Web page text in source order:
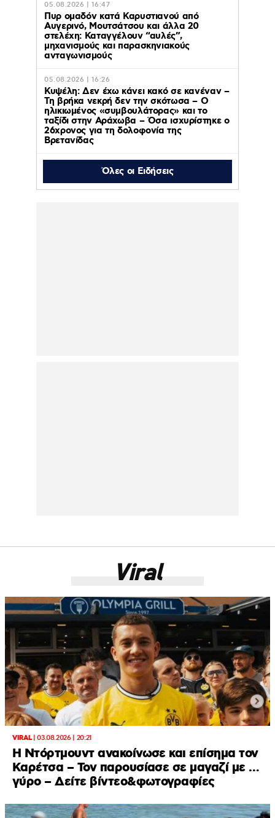
05.08.2026 | 16:47
Πυρ ομαδόν κατά Καρυστιανού από
Αυγερινό, Μουτσάτσου και άλλα 20
στελέχη: Καταγγέλουν “αυλές”,
μηχανισμούς και παρασκηνιακούς
ανταγωνισμούς
05.08.2026 | 16:26
Κυψέλη: Δεν έχω κάνει κακό σε κανέναν –
Τη βρήκα νεκρή δεν την σκότωσα – Ο
ηλικιωμένος «συμβουλάτορας» και το
ταξίδι στην Αράχωβα – Όσα ισχυρίστηκε ο
26χρονος για τη δολοφονία της
Βρετανίδας
Όλες οι Ειδήσεις
Viral
VIRAL|03.08.2026 | 20:21
Η Ντόρτμουντ ανακοίνωσε και επίσημα τον
Καρέτσα – Τον παρουσίασε σε μαγαζί με …
γύρο – Δείτε βίντεο&φωτογραφίες